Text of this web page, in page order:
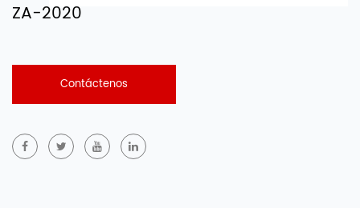
ZA-2020
Contáctenos